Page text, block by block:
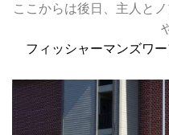
ここからは後日、主人と
フィッシャーマンズワ